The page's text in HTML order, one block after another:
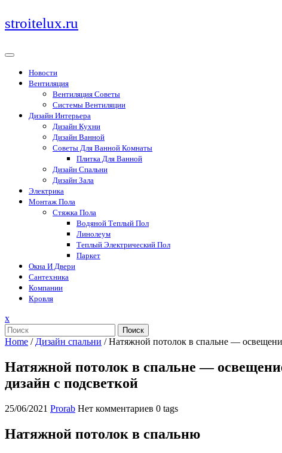
Перейти
к
stroitelux.ru
Новости
Вентиляция
Вентиляция Советы
Системы Вентиляции
Дизайн Интерьера
Дизайн Кухни
Дизайн Ванной
Советы Для Ванной Комнаты
Плитка Для Ванной
Дизайн Спальни
Дизайн Зала
Электрика
Монтаж Пола
Стяжка Пола
Водяной Теплый Пол
Линолеум
Теплый Электрический Пол
Паркет
Окна И Двери
Сантехника
Компании
Кровля
xЗакрыть
меню
Поиск
Home / Дизайн спальни /Натяжной потолок в спальне —
Натяжной потолок в спальне —
дизайн с подсветкой
25/06/2021 Prorab Нет комментариев 0 tags
Натяжной потолок в спальню